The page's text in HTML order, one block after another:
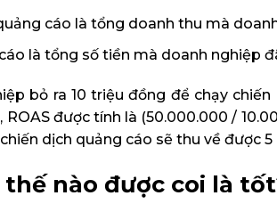
cáo là tổng doanh thu mà
là tổng số tiền mà doanh nghiệp
bỏ ra 10 triệu đồng để chạy
ROAS được tính là (50.000.000 /
dịch quảng cáo sẽ thu về được
thế nào được coi là